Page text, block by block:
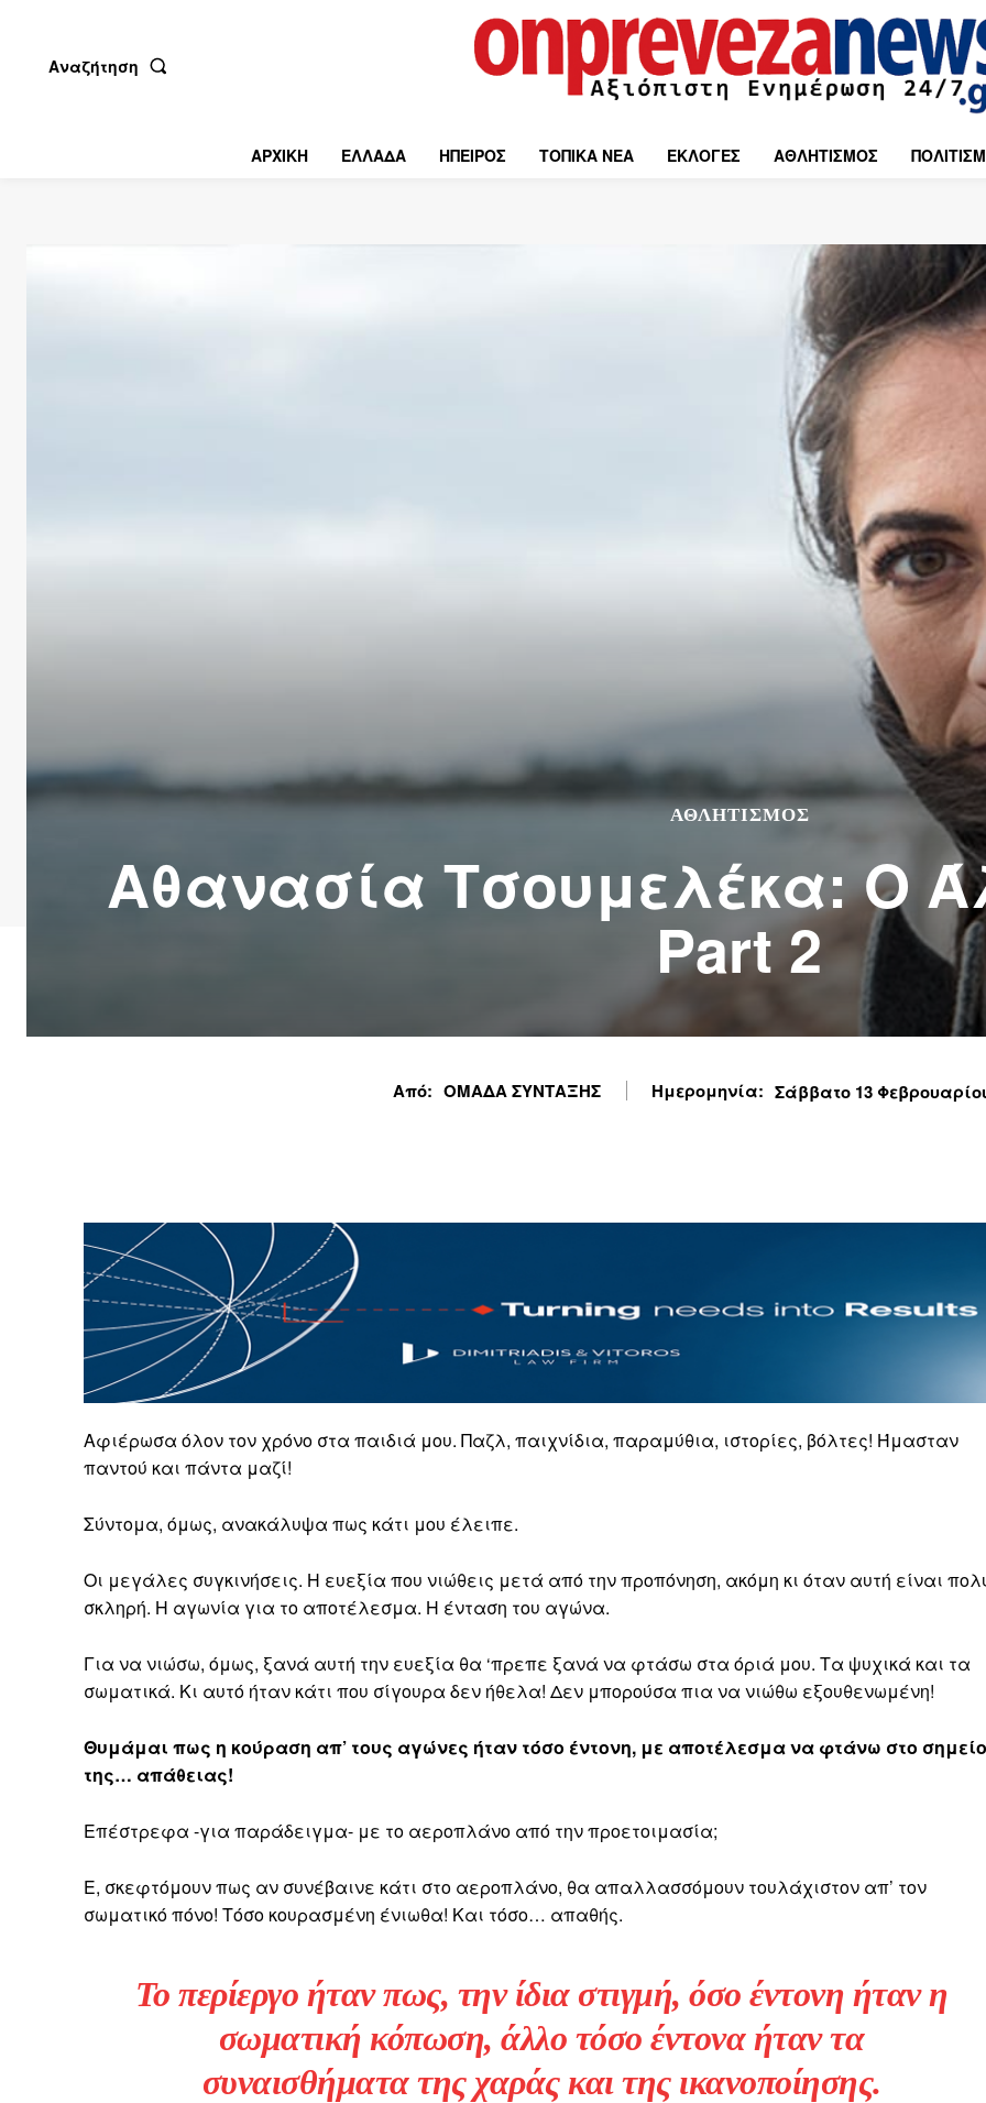
Αναζήτηση
ΑΡΧΙΚΗ ΕΛΛΑΔΑ ΗΠΕΙΡΟΣ ΤΟΠΙΚΑ ΝΕΑ ΕΚΛΟΓΕΣ ΑΘΛΗΤΙΣΜΟΣ
ΑΘΛΗΤΙΣΜΌΣ
Αθανασία Τσουμελέκα: O
Part 2
Από: ΟΜΑΔΑ ΣΥΝΤΑΞΗΣ Ημερομηνία: Σάββατο 13
Αφιέρωσα όλον τον χρόνο στα παιδιά μου. Παζλ, παιχνίδια, παραμύθια, ιστορίες, βόλτες! Ήμασταν
παντού και πάντα μαζί!
Σύντομα, όμως, ανακάλυψα πως κάτι μου έλειπε.
Οι μεγάλες συγκινήσεις. Η ευεξία που νιώθεις μετά από την προπόνηση, ακόμη κι όταν αυτή είναι
σκληρή. Η αγωνία για το αποτέλεσμα. Η ένταση του αγώνα.
Για να νιώσω, όμως, ξανά αυτή την ευεξία θα ‘πρεπε ξανά να φτάσω στα όριά μου. Τα ψυχικά και τα
σωματικά. Κι αυτό ήταν κάτι που σίγουρα δεν ήθελα! Δεν μπορούσα πια να νιώθω εξουθενωμένη!
Θυμάμαι πως η κούραση απ’ τους αγώνες ήταν τόσο έντονη, με αποτέλεσμα να φτάνω στο σημείο
της… απάθειας!
Επέστρεφα -για παράδειγμα- με το αεροπλάνο από την προετοιμασία;
Ε, σκεφτόμουν πως αν συνέβαινε κάτι στο αεροπλάνο, θα απαλλασσόμουν τουλάχιστον απ’ τον
σωματικό πόνο! Τόσο κουρασμένη ένιωθα! Και τόσο… απαθής.
Το περίεργο ήταν πως, την ίδια στιγμή, όσο έντονη ήταν η
σωματική κόπωση, άλλο τόσο έντονα ήταν τα
συναισθήματα της χαράς και της ικανοποίησης.